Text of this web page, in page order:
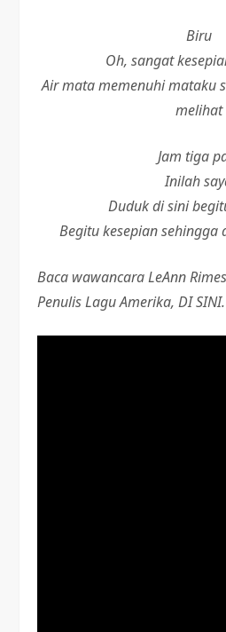
Biru
Oh, sangat
Air mata memenuhi mataku
melihat
Jam tiga
Inilah
Duduk di sini
Begitu kesepian sehingga
Baca wawancara LeAnn
Penulis Lagu Amerika, DI SINI.